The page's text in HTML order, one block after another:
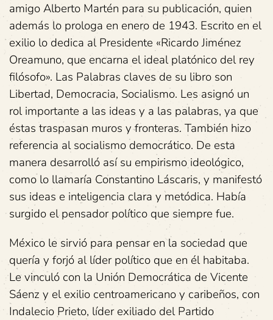
amigo Alberto Martén para su publicación, quien
además lo prologa en enero de 1943. Escrito en el
exilio lo dedica al Presidente «Ricardo Jiménez
Oreamuno, que encarna el ideal platónico del rey
filósofo». Las Palabras claves de su libro son
Libertad, Democracia, Socialismo. Les asignó un
rol importante a las ideas y a las palabras, ya que
éstas traspasan muros y fronteras. También hizo
referencia al socialismo democrático. De esta
manera desarrolló así su empirismo ideológico,
como lo llamaría Constantino Láscaris, y manifestó
sus ideas e inteligencia clara y metódica. Había
surgido el pensador político que siempre fue.
México le sirvió para pensar en la sociedad que
quería y forjó al líder político que en él habitaba.
Le vinculó con la Unión Democrática de Vicente
Sáenz y el exilio centroamericano y caribeños, con
Indalecio Prieto, líder exiliado del Partido